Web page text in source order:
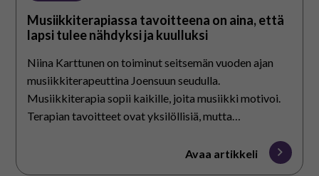
Musiikkiterapiassa tavoitteena on aina, että
lapsi tulee nähdyksi ja kuulluksi
Niina Karttunen on toiminut seitsemän vuoden ajan
musiikkiterapeuttina Joensuun seudulla.
Musiikkiterapia sopii kaikille, joita musiikki motivoi.
Terapian tavoitteet ovat yksilöllisiä, mutta
Musiikkiterapia on yksi etenkin…Avaa artikkeli